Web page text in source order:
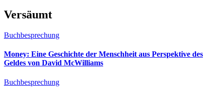
Versäumt
Buchbesprechung
Money: Eine Geschichte der Menschheit aus Perspektive des
Geldes von David McWilliams
Buchbesprechung